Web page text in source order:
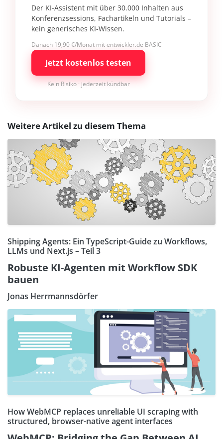
Der KI-Assistent mit über 30.000 Inhalten aus
Konferenzsessions, Fachartikeln und Tutorials –
kein generisches KI-Wissen.
Danach 19,90 €/Monat mit entwickler.de BASIC
Jetzt kostenlos testen
Kein Risiko · jederzeit kündbar
Weitere Artikel zu diesem Thema
Shipping Agents: Ein TypeScript-Guide zu Workflows,
LLMs und Next.js – Teil 3
Robuste KI-Agenten mit Workflow SDK
bauen
Jonas Herrmannsdörfer
How WebMCP replaces unreliable UI scraping with
structured, browser-native agent interfaces